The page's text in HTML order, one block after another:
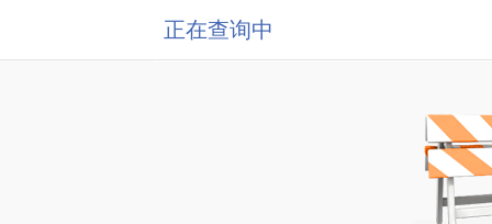
正在查询中